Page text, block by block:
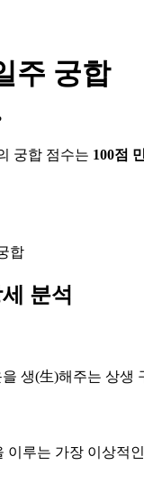
주 궁합
궁합 점수는 100점
합
분석
생(生)해주는 상
이루는 가장 이상적